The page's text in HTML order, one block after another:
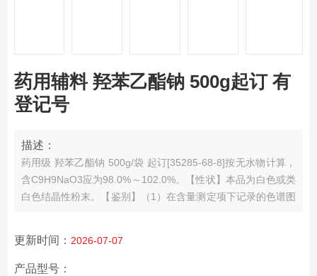
药用辅料 羟苯乙酯钠 500g起订 有
登记号
描述：
药用级 羟苯乙酯钠 500g/袋 起订[35285-68-8]按无水物计算，
含C9H9NaO3应为98.0%～102.0%。
【性状】本品为白色或类
白色结晶性粉末。
【鉴别】（1）在含量测定项下记录的色谱图
更新时间： 2026-07-07
产品型号：